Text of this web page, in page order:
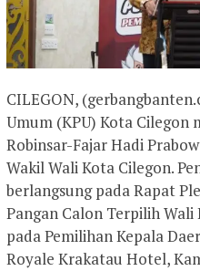
CILEGON,
Umum (KPU) Kota Cilegon
Robinsar-Fajar Hadi
Wakil Wali Kota Cilegon.
berlangsung pada Rapat
Pangan Calon Terpilih
pada Pemilihan Kepala
Royale Krakatau Hotel,